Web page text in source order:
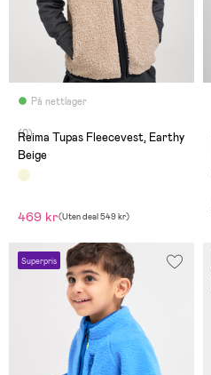
På nettlager
(0)
Reima Tupas Fleecevest, Earthy
Beige
469 kr(Uten deal549 kr)
Superpris